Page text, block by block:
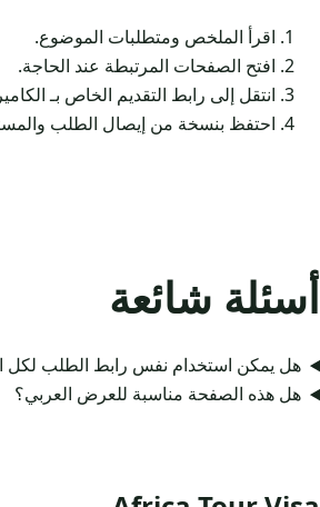
اقرأ الملخص ومتطلبات الموضوع.
افتح الصفحات المرتبطة عند الحاجة.
انتقل إلى رابط التقديم الخاص بـ
احتفظ بنسخة من إيصال الطلب
أسئلة شائعة
هل يمكن استخدام نفس رابط الطلب لكل
هل هذه الصفحة مناسبة للعرض العربي؟